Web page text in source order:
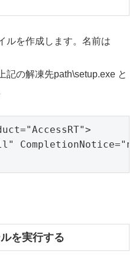
ルを作成します。名前は
記の解凍先path\setup.exe と
を実行する